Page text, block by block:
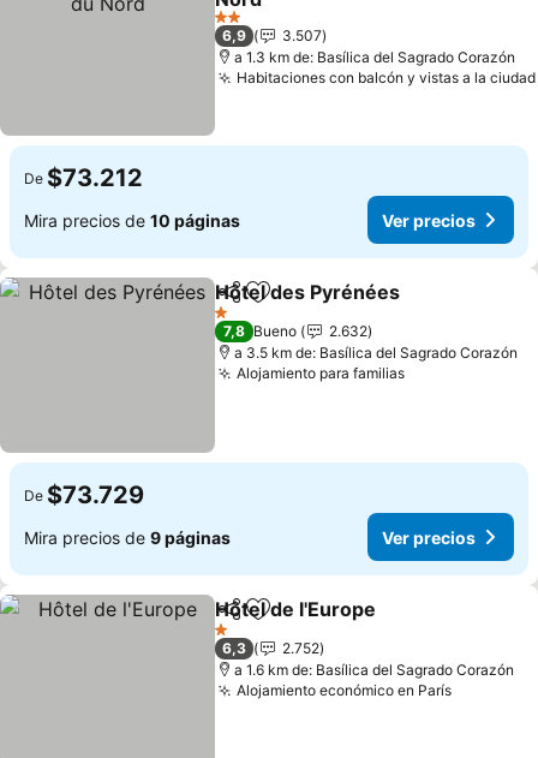
2 Estrellas
6,9
3.507
a 1.3 km de: Basílica del Sagrado Corazón
Habitaciones con balcón y vistas a la ciudad
De $73.212
Mira precios de 10 páginas Ver precios
CompartirAgregar a favoritos
Hôtel des Pyrénées
1 Estrellas
7,8 Bueno
2.632
a 3.5 km de: Basílica del Sagrado Corazón
Alojamiento para familias
De $73.729
Mira precios de 9 páginas Ver precios
CompartirAgregar a favoritos
Hôtel de l'Europe
1 Estrellas
6,3
2.752
a 1.6 km de: Basílica del Sagrado Corazón
Alojamiento económico en París